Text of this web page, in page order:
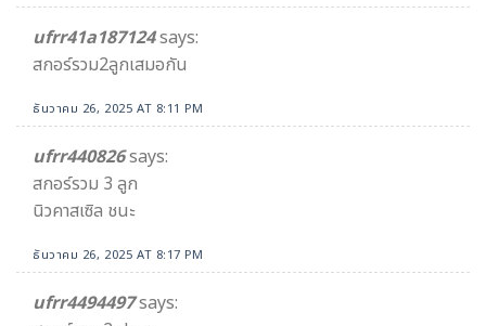
ufrr41a187124says:
สกอร์รวม2ลูกเสมอกัน
ธันวาคม 26, 2025 AT 8:11 PM
ufrr440826says:
สกอร์รวม 3 ลูก
นิวคาสเซิล ชนะ
ธันวาคม 26, 2025 AT 8:17 PM
ufrr4494497says: